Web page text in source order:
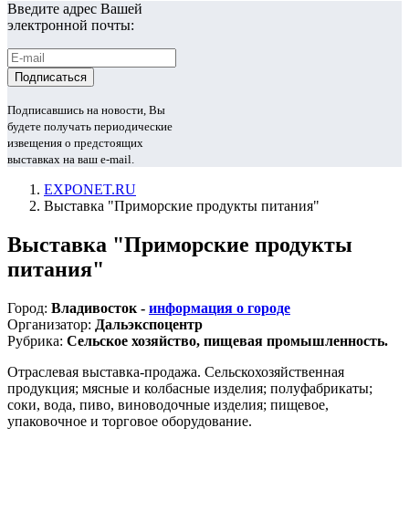
Введите адрес Вашей
электронной почты:
Подписавшись на новости, Вы
будете получать периодические
извещения о предстоящих
выставках на ваш e-mail.
EXPONET.RU
Выставка "Приморские продукты питания"
Выставка "Приморские продукты
питания"
Город: Владивосток - информация о городе
Организатор: Дальэкспоцентр
Рубрика: Сельское хозяйство, пищевая промышленность.
Отраслевая выставка-продажа. Сельскохозяйственная
продукция; мясные и колбасные изделия; полуфабрикаты;
соки, вода, пиво, виноводочные изделия; пищевое,
упаковочное и торговое оборудование.